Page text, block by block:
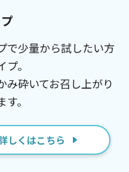
で少量から試したい方
。
み砕いてお召し上がり
。
しくはこちら